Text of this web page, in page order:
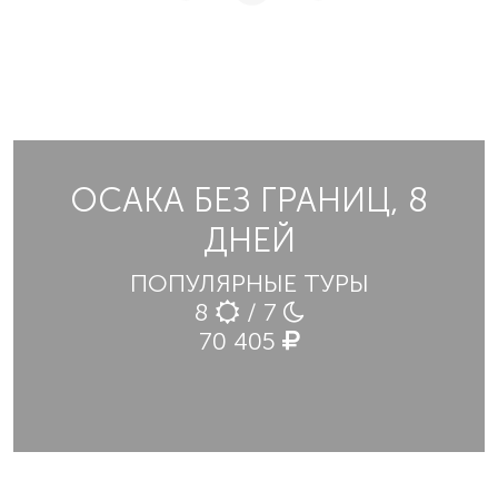
ОСАКА БЕЗ ГРАНИЦ, 8
ДНЕЙ
ПОПУЛЯРНЫЕ ТУРЫ
8
/ 7
70 405